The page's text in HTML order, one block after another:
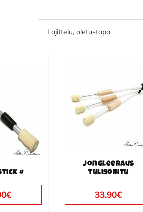
#
€
Jongleeraus
tulisoihtu
33.90€